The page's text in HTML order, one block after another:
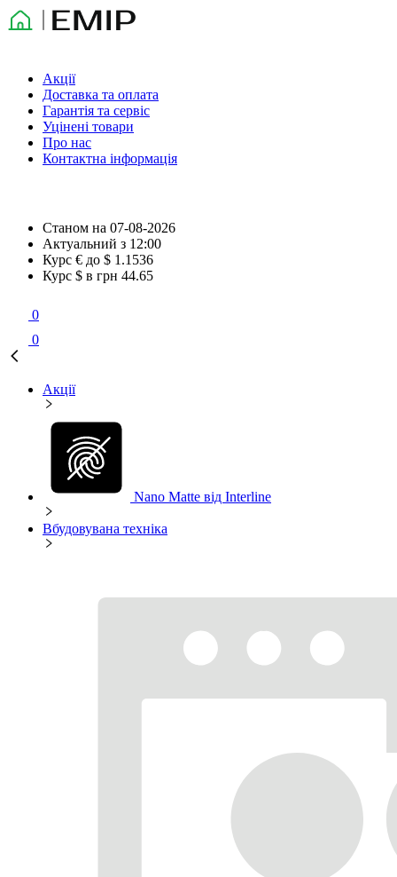
Акції
Доставка та оплата
Гарантія та сервіс
Уцінені товари
Про нас
Контактна інформація
Станом на 07-08-2026
Актуальний з 12:00
Курс € до $ 1.1536
Курс $ в грн 44.65
0
0
Акції
Nano Matte від Interline
Вбудовувана техніка